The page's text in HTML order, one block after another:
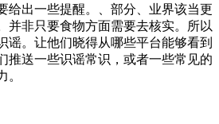
给出一些提醒。、部分、业界该当更
并非只要食物方面需要去核实。所以
谣。让他们晓得从哪些平台能够看到
推送一些识谣常识，或者一些常见的
。